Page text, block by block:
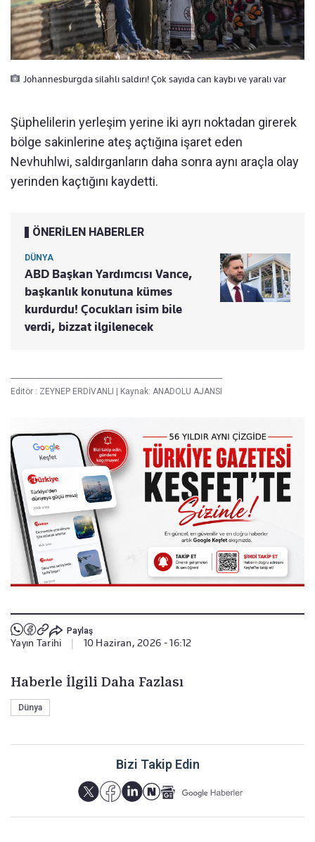
Johannesburgda silahlı saldırı! Çok sayıda can kaybı ve yaralı var
Şüphelilerin yerleşim yerine iki ayrı noktadan girerek
bölge sakinlerine ateş açtığına işaret eden
Nevhuhlwi, saldırganların daha sonra aynı araçla olay
yerinden kaçtığını kaydetti.
ÖNERİLEN HABERLER
DÜNYA
ABD Başkan Yardımcısı Vance,
başkanlık konutuna kümes
kurdurdu! Çocukları isim bile
verdi, bizzat ilgilenecek
Editör : ZEYNEP ERDİVANLI Kaynak: ANADOLU AJANSI
Paylaş
Yayın Tarihi 10 Haziran, 2026 - 16:12
Haberle İlgili Daha Fazlası
Dünya
Bizi Takip Edin